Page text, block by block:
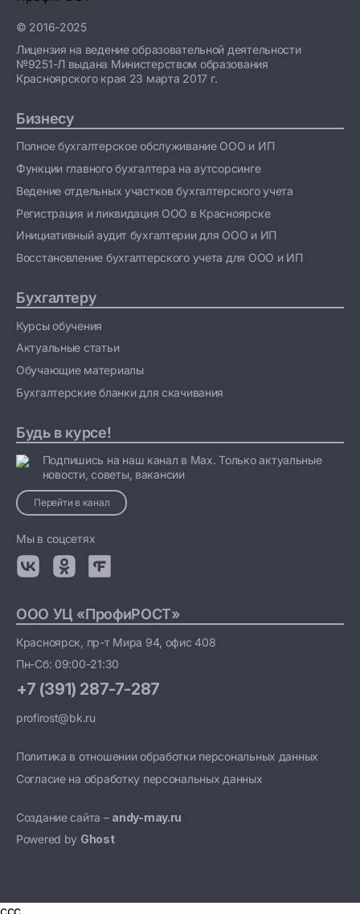
© 2016-2025
Лицензия на ведение образовательной деятельности
№9251-Л выдана Министерством образования
Красноярского края 23 марта 2017 г.
Бизнесу
Полное бухгалтерское обслуживание ООО и ИП
Функции главного бухгалтера на аутсорсинге
Ведение отдельных участков бухгалтерского учета
Регистрация и ликвидация ООО в Красноярске
Инициативный аудит бухгалтерии для ООО и ИП
Восстановление бухгалтерского учета для ООО и ИП
Бухгалтеру
Курсы обучения
Актуальные статьи
Обучающие материалы
Бухгалтерские бланки для скачивания
Будь в курсе!
Подпишись на наш канал в Max. Только актуальные
новости, советы, вакансии
Перейти в канал
Мы в соцсетях
ООО УЦ «ПрофиРОСТ»
Красноярск, пр-т Мира 94, офис 408
Пн-Сб: 09:00-21:30
+7 (391) 287-7-287
profirost@bk.ru
Политика в отношении обработки персональных данных
Согласие на обработку персональных данных
Создание сайта – andy-may.ru
Powered by Ghost